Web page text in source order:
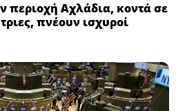
περιοχή Αχλάδια, κοντά σε
πνέουν ισχυροί